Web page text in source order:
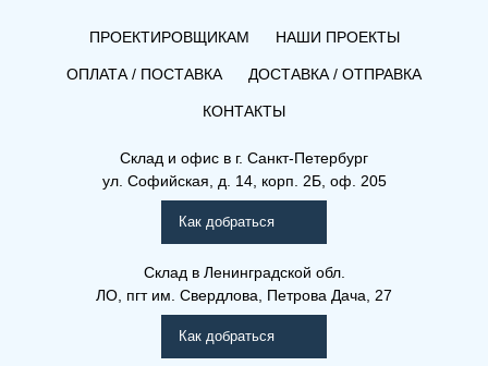
Рамо Компакт (РК), (РКВ),
ПРОЕКТИРОВЩИКАМ НАШИ ПРОЕКТЫ
ОПЛАТА / ПОСТАВКА ДОСТАВКА / ОТПРАВКА
КОНТАКТЫ
Склад и офис в г. Санкт-Петербург
ул. Софийская, д. 14, корп. 2Б, оф. 205
Как добраться
Склад в Ленинградской обл.
ЛО, пгт им. Свердлова, Петрова Дача, 27
Как добраться